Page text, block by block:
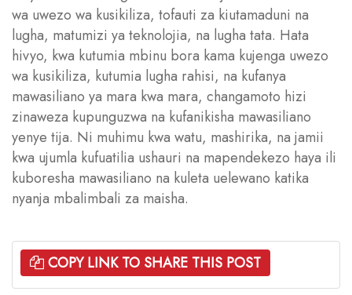
wa uwezo wa kusikiliza, tofauti za kiutamaduni na
lugha, matumizi ya teknolojia, na lugha tata. Hata
hivyo, kwa kutumia mbinu bora kama kujenga uwezo
wa kusikiliza, kutumia lugha rahisi, na kufanya
mawasiliano ya mara kwa mara, changamoto hizi
zinaweza kupunguzwa na kufanikisha mawasiliano
yenye tija. Ni muhimu kwa watu, mashirika, na jamii
kwa ujumla kufuatilia ushauri na mapendekezo haya ili
kuboresha mawasiliano na kuleta uelewano katika
nyanja mbalimbali za maisha.
COPY LINK TO SHARE THIS POST